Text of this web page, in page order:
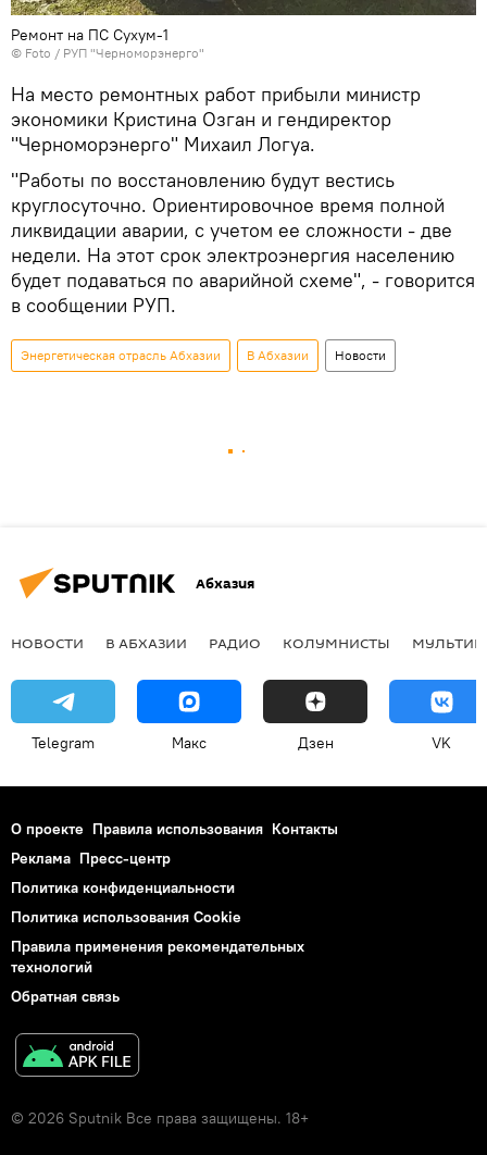
Ремонт на ПС Сухум-1
© Foto / РУП "Черноморэнерго"
На место ремонтных работ прибыли министр
экономики Кристина Озган и гендиректор
"Черноморэнерго" Михаил Логуа.
"Работы по восстановлению будут вестись
круглосуточно. Ориентировочное время полной
ликвидации аварии, с учетом ее сложности - две
недели. На этот срок электроэнергия населению
будет подаваться по аварийной схеме", - говорится
в сообщении РУП.
Энергетическая отрасль Абхазии В Абхазии Новости
Абхазия
НОВОСТИ В АБХАЗИИ РАДИО КОЛУМНИСТЫ
Telegram Макс Дзен VK
О проекте Правила использования Контакты
Реклама Пресс-центр
Политика конфиденциальности
Политика использования Cookie
Правила применения рекомендательных
технологий
Обратная связь
© 2026 Sputnik Все права защищены. 18+